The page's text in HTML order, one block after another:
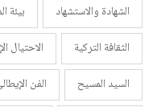
الشهادة والاستشهاد
بيئة
الثقافة التركية
الاحتيال
السيد المسيح
الفن